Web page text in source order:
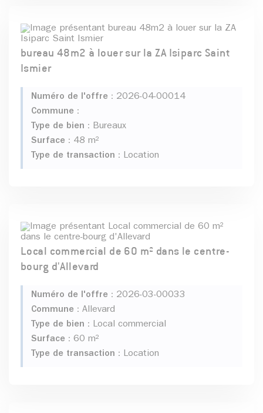
bureau 48m2 à louer sur la ZA Isiparc Saint
Ismier
Numéro de l'offre : 2026-04-00014
Commune :
Type de bien : Bureaux
Surface : 48 m²
Type de transaction : Location
Local commercial de 60 m² dans le centre-
bourg d'Allevard
Numéro de l'offre : 2026-03-00033
Commune : Allevard
Type de bien : Local commercial
Surface : 60 m²
Type de transaction : Location